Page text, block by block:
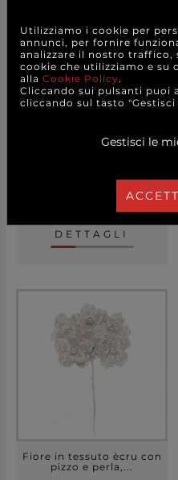
Pick spicchio pera,
7,50 €
DETTAGLI
Fiore in tessuto ècru con
pizzo e perla,...
Utilizziamo i cookie per
annunci, per fornire
analizzare il nostro traffico,
cookie che utilizziamo e su
alla Cookie Policy.
Cliccando sui pulsanti puoi
cliccando sul tasto
Gestisci le